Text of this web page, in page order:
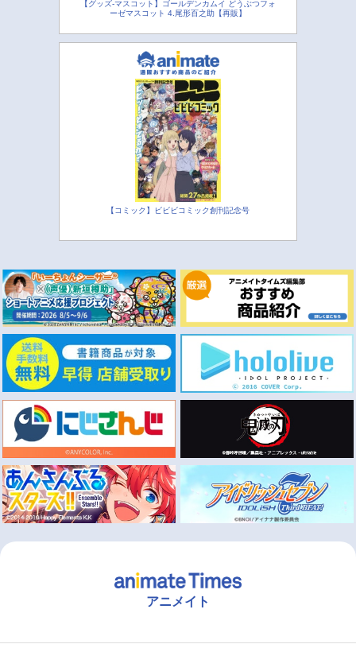
【グッズ-マスコット】ゴールデンカムイ どうぶつフォ
ーゼマスコット 4.尾形百之助【再販】
【コミック】ビビビコミック創刊記念号
アニメイト